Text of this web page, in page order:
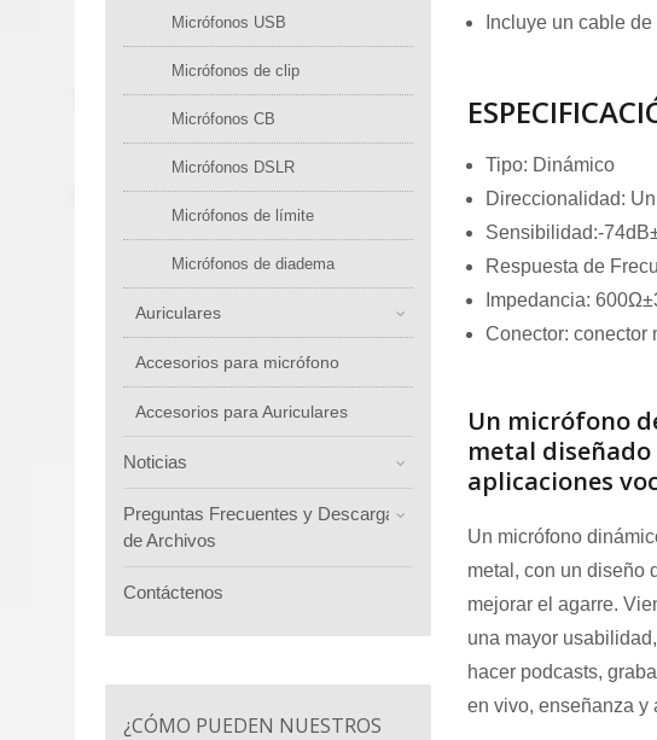
Micrófonos USB
Micrófonos de clip
Micrófonos CB
Micrófonos DSLR
Micrófonos de límite
Micrófonos de diadema
Auriculares
Accesorios para micrófono
Accesorios para Auriculares
Noticias
Preguntas Frecuentes y Descarga
de Archivos
Contáctenos
¿CÓMO PUEDEN NUESTROS
Incluye un cable
Tipo: Dinámico
Direccionalidad:
Sensibilidad:-
Respuesta de
Impedancia:
Conector: conector
Un micrófono
metal
aplicaciones
Un micrófono
metal, con un diseño
mejorar el agarre.
una mayor
hacer podcasts,
en vivo, enseñanza y